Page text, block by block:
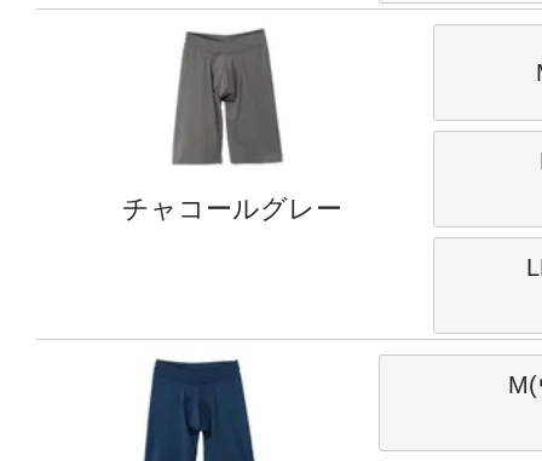
チャコールグレー